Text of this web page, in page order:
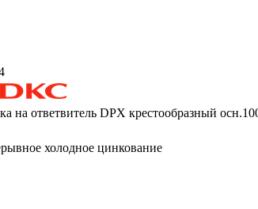
на ответвитель DPX крестообразный
холодное цинкование